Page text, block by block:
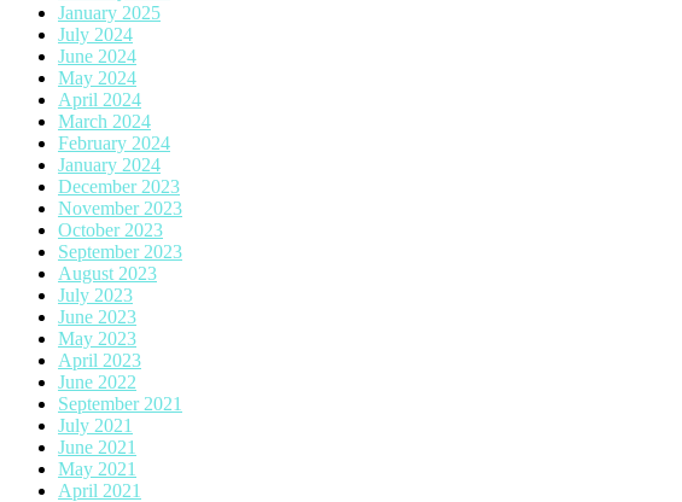
January 2025
July 2024
June 2024
May 2024
April 2024
March 2024
February 2024
January 2024
December 2023
November 2023
October 2023
September 2023
August 2023
July 2023
June 2023
May 2023
April 2023
June 2022
September 2021
July 2021
June 2021
May 2021
April 2021